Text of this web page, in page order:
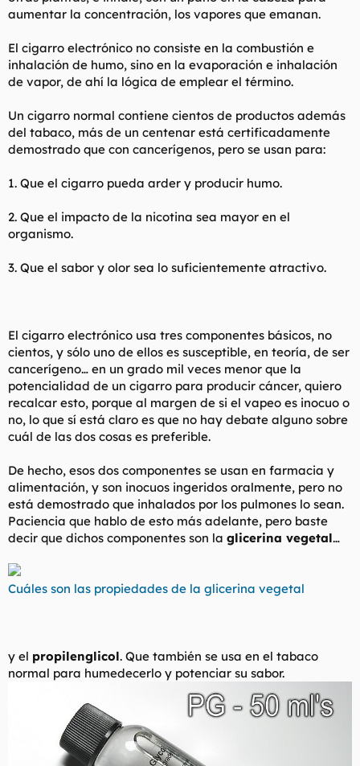
aumentar la concentración, los vapores que emanan.
El cigarro electrónico no consiste en la combustión e
inhalación de humo, sino en la evaporación e inhalación
de vapor, de ahí la lógica de emplear el término.
Un cigarro normal contiene cientos de productos además
del tabaco, más de un centenar está certificadamente
demostrado que con cancerígenos, pero se usan para:
1. Que el cigarro pueda arder y producir humo.
2. Que el impacto de la nicotina sea mayor en el
organismo.
3. Que el sabor y olor sea lo suficientemente atractivo.
El cigarro electrónico usa tres componentes básicos, no
cientos, y sólo uno de ellos es susceptible, en teoría, de ser
cancerígeno… en un grado mil veces menor que la
potencialidad de un cigarro para producir cáncer, quiero
recalcar esto, porque al margen de si el vapeo es inocuo o
no, lo que sí está claro es que no hay debate alguno sobre
cuál de las dos cosas es preferible.
De hecho, esos dos componentes se usan en farmacia y
alimentación, y son inocuos ingeridos oralmente, pero no
está demostrado que inhalados por los pulmones lo sean.
Paciencia que hablo de esto más adelante, pero baste
decir que dichos componentes son la glicerina vegetal…
Cuáles son las propiedades de la glicerina vegetal
y el propilenglicol. Que también se usa en el tabaco
normal para humedecerlo y potenciar su sabor.